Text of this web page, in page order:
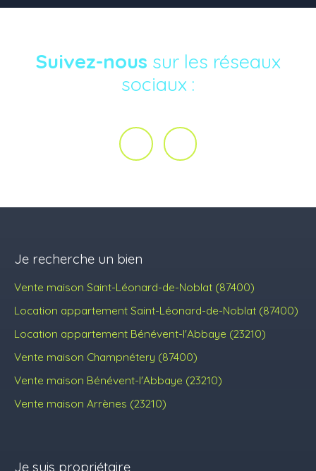
Suivez-nous sur les réseaux
sociaux :
Je recherche un bien
Vente maison Saint-Léonard-de-Noblat (87400)
Location appartement Saint-Léonard-de-Noblat (87400)
Location appartement Bénévent-l'Abbaye (23210)
Vente maison Champnétery (87400)
Vente maison Bénévent-l'Abbaye (23210)
Vente maison Arrènes (23210)
Je suis propriétaire